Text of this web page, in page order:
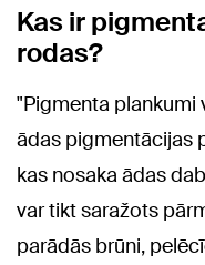
Kas ir
rodas?
"Pigmenta plankumi
ādas pigmentācijas
kas nosaka ādas
var tikt saražots
parādās brūni,